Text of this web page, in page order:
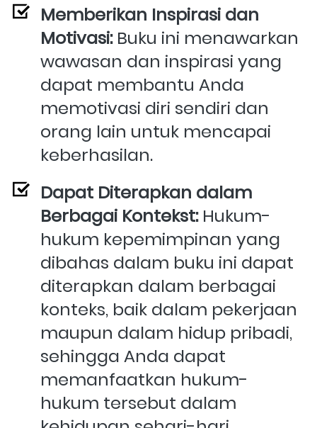
Memberikan Inspirasi dan
Motivasi: Buku ini menawarkan
wawasan dan inspirasi yang
dapat membantu Anda
memotivasi diri sendiri dan
orang lain untuk mencapai
keberhasilan.
Dapat Diterapkan dalam
Berbagai Kontekst: Hukum-
hukum kepemimpinan yang
dibahas dalam buku ini dapat
diterapkan dalam berbagai
konteks, baik dalam pekerjaan
maupun dalam hidup pribadi,
sehingga Anda dapat
memanfaatkan hukum-
hukum tersebut dalam